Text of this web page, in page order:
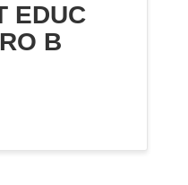
EDUC
B